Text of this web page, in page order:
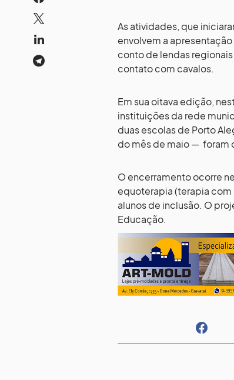
As atividades, que
envolvem a
conto de lendas
contato com cavalos.
Em sua oitava edição,
instituições da rede
duas escolas de Porto
do mês de maio — foram
O encerramento ocorre
equoterapia (terapia com
alunos de inclusão. O
Educação.